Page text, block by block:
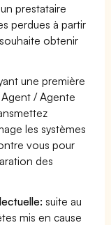
prestataire
perdues à partir
obtenir
une première
/ Agente
les systèmes
vous pour
des
suite au
mis en cause